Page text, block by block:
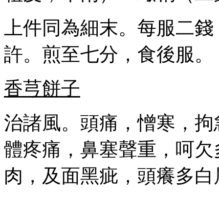
上件同為細末。每服二
許。煎至七分，食後服。
香芎餅子
治諸風。頭痛，憎寒，
體疼痛，鼻塞聲重，呵
肉，及面黑疵，頭癢多